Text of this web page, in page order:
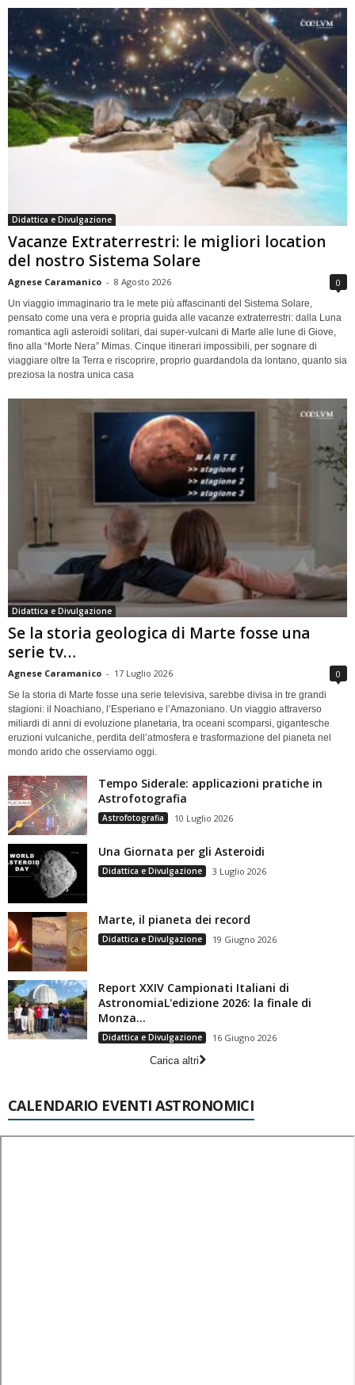
Didattica e Divulgazione
Vacanze Extraterrestri: le migliori location
del nostro Sistema Solare
Agnese Caramanico - 8 Agosto 2026 0
Un viaggio immaginario tra le mete più affascinanti del Sistema Solare,
pensato come una vera e propria guida alle vacanze extraterrestri: dalla Luna
romantica agli asteroidi solitari, dai super-vulcani di Marte alle lune di Giove,
fino alla “Morte Nera” Mimas. Cinque itinerari impossibili, per sognare di
viaggiare oltre la Terra e riscoprire, proprio guardandola da lontano, quanto sia
preziosa la nostra unica casa
Didattica e Divulgazione
Se la storia geologica di Marte fosse una
serie tv…
Agnese Caramanico - 17 Luglio 2026 0
Se la storia di Marte fosse una serie televisiva, sarebbe divisa in tre grandi
stagioni: il Noachiano, l’Esperiano e l’Amazoniano. Un viaggio attraverso
miliardi di anni di evoluzione planetaria, tra oceani scomparsi, gigantesche
eruzioni vulcaniche, perdita dell’atmosfera e trasformazione del pianeta nel
mondo arido che osserviamo oggi.
Tempo Siderale: applicazioni pratiche in
Astrofotografia
Astrofotografia 10 Luglio 2026
Una Giornata per gli Asteroidi
Didattica e Divulgazione 3 Luglio 2026
Marte, il pianeta dei record
Didattica e Divulgazione 19 Giugno 2026
Report XXIV Campionati Italiani di
AstronomiaL'edizione 2026: la finale di
Monza...
Didattica e Divulgazione
16 Giugno 2026
Carica altri
CALENDARIO EVENTI ASTRONOMICI